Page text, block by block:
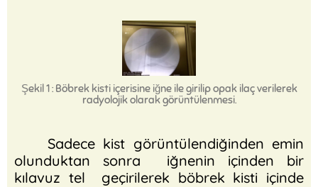
Şekil 1 : Böbrek kisti içerisine iğne ile girilip opak ilaç verilerek
radyolojik olarak görüntülenmesi.
Sadece kist görüntülendiğinden emin
olunduktan sonra iğnenin içinden bir
kılavuz tel geçirilerek böbrek kisti içinde